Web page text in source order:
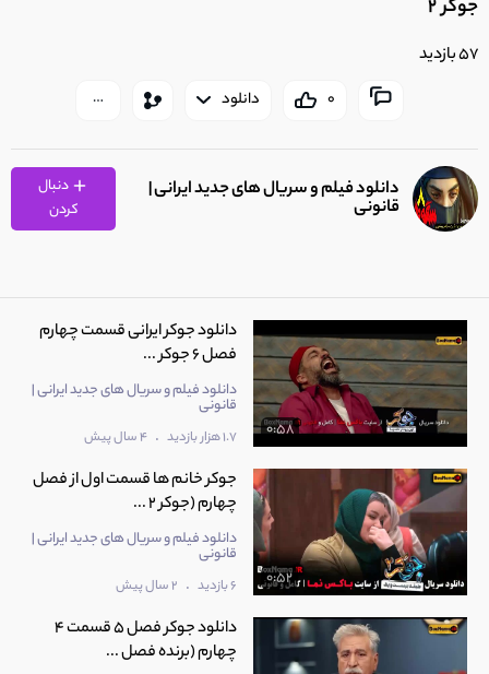
جوکر 2
57 بازدید
0 دانلود
دانلود فیلم و سریال های جدید ایرانی |
قانونی
دنبال
کردن
0:58
دانلود جوکر ایرانی قسمت چهارم
فصل 6 جوکر ...
دانلود فیلم و سریال های جدید ایرانی |
قانونی
1.7 هزار بازدید . 4 سال پیش
0:52
جوکر خانم ها قسمت اول از فصل
چهارم (جوکر 2 ...
دانلود فیلم و سریال های جدید ایرانی |
قانونی
6 بازدید . 2 سال پیش
دانلود جوکر فصل 5 قسمت 4
چهارم (برنده فصل ...